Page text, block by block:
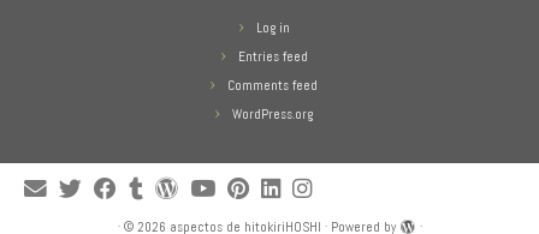
Log in
Entries feed
Comments feed
WordPress.org
· © 2026 aspectos de hitokiriHOSHI · Powered by
·